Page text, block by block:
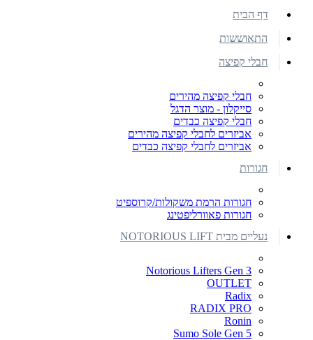
דף הבית
התאוששות
חבלי קפיצה
חבלי קפיצה מהירים
סייקלון - מוצר הדגל
חבלי קפיצה כבדים
אביזרים לחבלי קפיצה מהירים
אביזרים לחבלי קפיצה כבדים
חגורות
חגורות הרמת משקולות/קרוספיט
חגורות פאוורליפטינג
נעליים מבית NOTORIOUS LIFT
Notorious Lifters Gen 3
OUTLET
Radix
RADIX PRO
Ronin
Sumo Sole Gen 5